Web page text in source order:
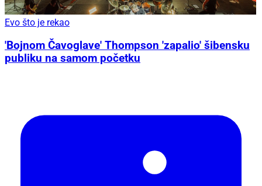
Evo što je rekao
'Bojnom Čavoglave' Thompson 'zapalio' šibensku
publiku na samom početku